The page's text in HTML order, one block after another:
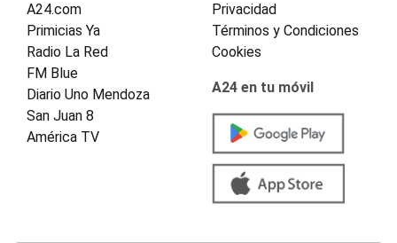
A24.com
Primicias Ya
Radio La Red
FM Blue
Diario Uno Mendoza
San Juan 8
América TV
Privacidad
Términos y Condiciones
Cookies
A24 en tu móvil